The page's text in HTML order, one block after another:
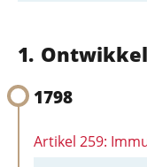
1798
Artikel 259: